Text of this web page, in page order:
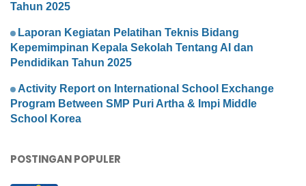
Tahun 2025
Laporan Kegiatan Pelatihan Teknis Bidang
Kepemimpinan Kepala Sekolah Tentang AI dan
Pendidikan Tahun 2025
Activity Report on International School Exchange
Program Between SMP Puri Artha & Impi Middle
School Korea
POSTINGAN POPULER